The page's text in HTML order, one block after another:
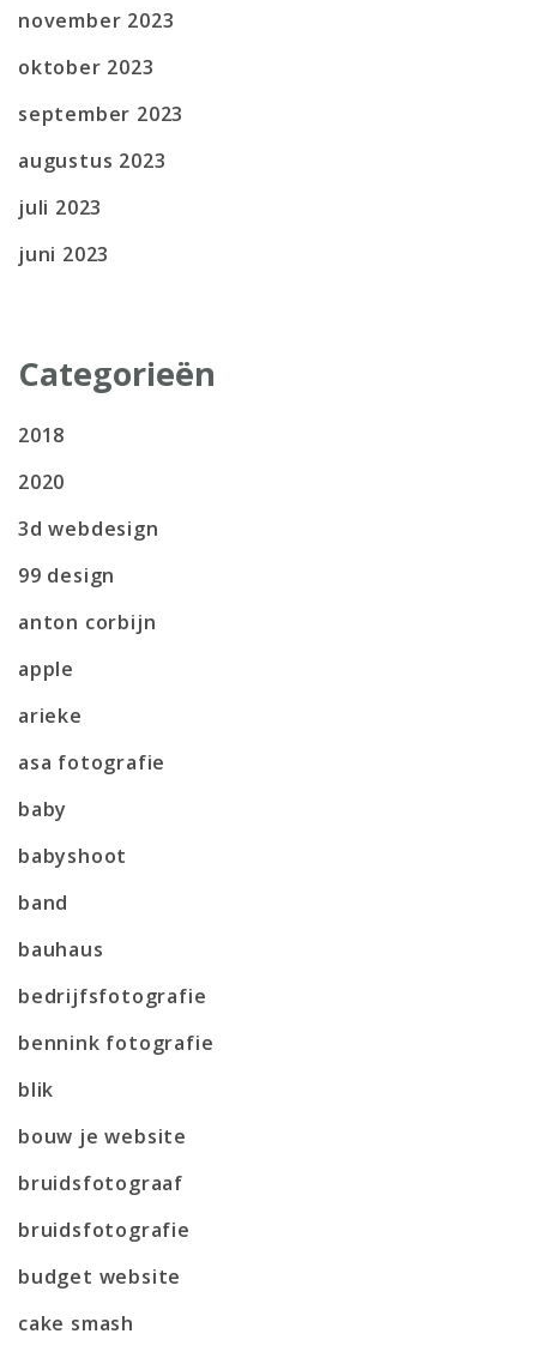
november 2023
oktober 2023
september 2023
augustus 2023
juli 2023
juni 2023
Categorieën
2018
2020
3d webdesign
99 design
anton corbijn
apple
arieke
asa fotografie
baby
babyshoot
band
bauhaus
bedrijfsfotografie
bennink fotografie
blik
bouw je website
bruidsfotograaf
bruidsfotografie
budget website
cake smash